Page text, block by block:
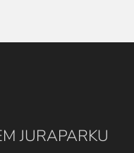
JURAPARKU